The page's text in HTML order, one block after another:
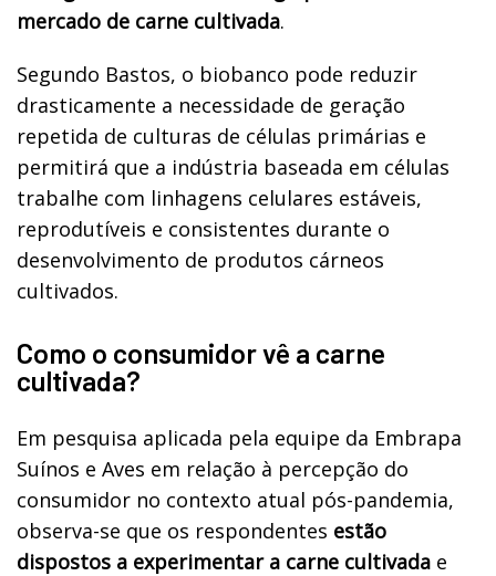
mercado de carne cultivada.
Segundo Bastos, o biobanco pode reduzir
drasticamente a necessidade de geração
repetida de culturas de células primárias e
permitirá que a indústria baseada em células
trabalhe com linhagens celulares estáveis,
reprodutíveis e consistentes durante o
desenvolvimento de produtos cárneos
cultivados.
Como o consumidor vê a carne
cultivada?
Em pesquisa aplicada pela equipe da Embrapa
Suínos e Aves em relação à percepção do
consumidor no contexto atual pós-pandemia,
observa-se que os respondentes estão
dispostos a experimentar a carne cultivada e